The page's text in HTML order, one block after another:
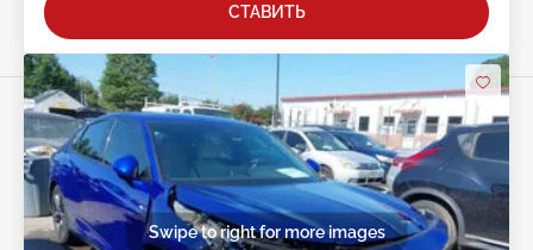
СТАВИТЬ
Swipe to right for more images